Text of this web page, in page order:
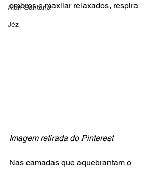
Alan Santana
Jéz
ombros e maxilar relaxados, respira
Imagem retirada do Pinterest
Nas camadas que aquebrantam o